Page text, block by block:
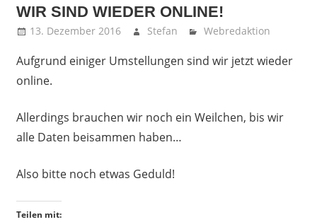
WIR SIND WIEDER ONLINE!
13. Dezember 2016 Stefan Webredaktion
Aufgrund einiger Umstellungen sind wir jetzt wieder
online.
Allerdings brauchen wir noch ein Weilchen, bis wir
alle Daten beisammen haben…
Also bitte noch etwas Geduld!
Teilen mit: